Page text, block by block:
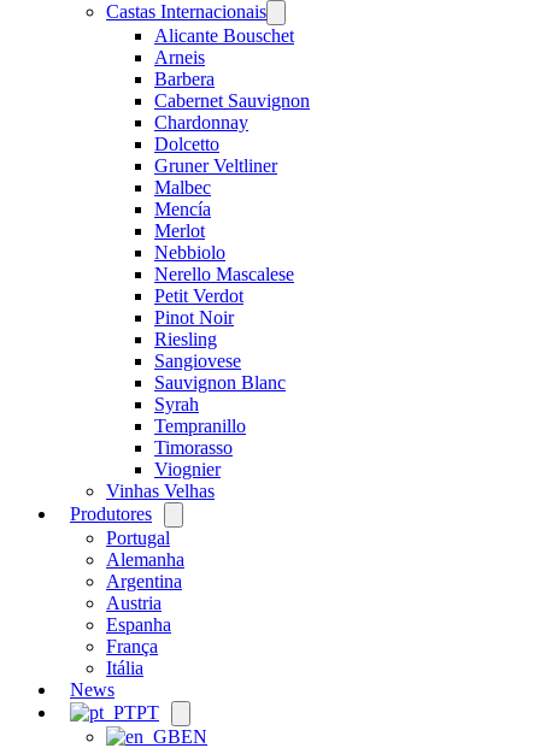
Castas Internacionais
menu
Alicante Bouschet
Arneis
Barbera
Cabernet Sauvignon
Chardonnay
Dolcetto
Gruner Veltliner
Malbec
Mencía
Merlot
Nebbiolo
Nerello Mascalese
Petit Verdot
Pinot Noir
Riesling
Sangiovese
Sauvignon Blanc
Syrah
Tempranillo
Timorasso
Viognier
Vinhas Velhas
Produtores
menu
Portugal
Alemanha
Argentina
Austria
Espanha
França
Itália
News
PT
menu
EN